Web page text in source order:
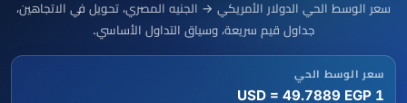
سعر الوسط الحي الدولار الأمريكي → الجنيه المصري، تحويل في الاتجاهين،
جداول قيم سريعة، وسياق التداول الأساسي.
سعر الوسط الحي
1 USD = 49.7889 EGP